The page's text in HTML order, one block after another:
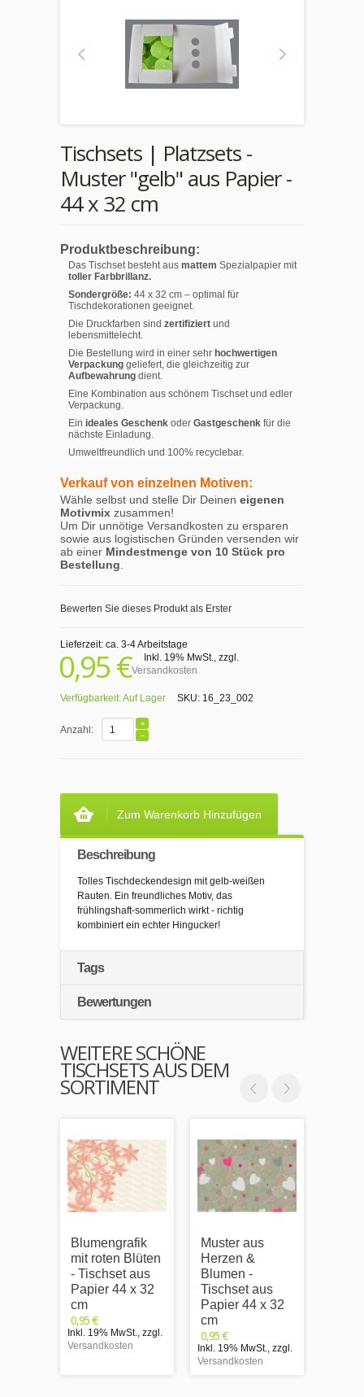
Tischsets | Platzsets -
Muster "gelb" aus Papier -
44 x 32 cm
Produktbeschreibung:
Das Tischset besteht aus mattem Spezialpapier mit
toller Farbbrillanz.
Sondergröße: 44 x 32 cm – optimal für
Tischdekorationen geeignet.
Die Druckfarben sind zertifiziert und
lebensmittelecht.
Die Bestellung wird in einer sehr hochwertigen
Verpackung geliefert, die gleichzeitig zur
Aufbewahrung dient.
Eine Kombination aus schönem Tischset und edler
Verpackung.
Ein ideales Geschenk oder Gastgeschenk für die
nächste Einladung.
Umweltfreundlich und 100% recyclebar.
Verkauf von einzelnen Motiven:
Wähle selbst und stelle Dir Deinen eigenen
Motivmix zusammen!
Um Dir unnötige Versandkosten zu ersparen
sowie aus logistischen Gründen versenden wir
ab einer Mindestmenge von 10 Stück pro
Bestellung.
Bewerten Sie dieses Produkt als Erster
Lieferzeit: ca. 3-4 Arbeitstage
0,95 € Inkl. 19% MwSt., zzgl.
Versandkosten
Verfügbarkeit:Auf Lager SKU: 16_23_002
Anzahl:
Zum Warenkorb Hinzufügen
Beschreibung
Tolles Tischdeckendesign mit gelb-weißen
Rauten. Ein freundliches Motiv, das
frühlingshaft-sommerlich wirkt - richtig
kombiniert ein echter Hingucker!
Tags
Bewertungen
WEITERE SCHÖNE
TISCHSETS AUS DEM
SORTIMENT
Blumengrafik
mit roten Blüten
- Tischset aus
Papier 44 x 32
cm
0,95 €
Inkl. 19% MwSt., zzgl.
Versandkosten
Muster aus
Herzen &
Blumen -
Tischset aus
Papier 44 x 32
cm
0,95 €
Inkl. 19% MwSt., zzgl.
Versandkosten